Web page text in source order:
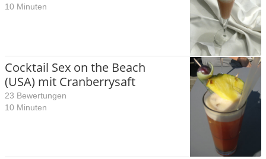
10 Minuten
Cocktail Sex on the Beach
(USA) mit Cranberrysaft
23 Bewertungen
10 Minuten